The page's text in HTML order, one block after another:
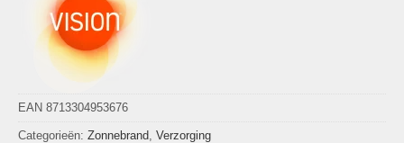
EAN 8713304953676
Categorieën: Zonnebrand Verzorging